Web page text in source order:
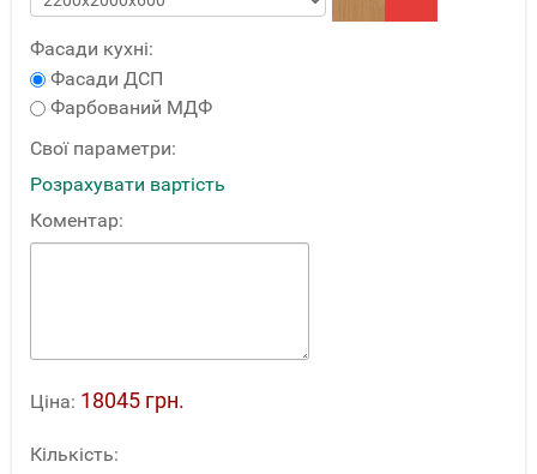
Фасади кухні:
Фасади ДСП
Фарбований МДФ
Свої параметри:
Розрахувати вартість
Коментар:
Ціна: 18045 грн.
Кількість: